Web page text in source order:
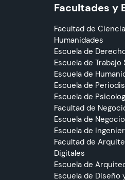
Facultades y
Facultad de
Humanidades
Escuela de
Escuela de Trabajo
Escuela de
Escuela de
Escuela de
Facultad de
Escuela de
Escuela de
Facultad de
Digitales
Escuela de
Escuela de Diseño